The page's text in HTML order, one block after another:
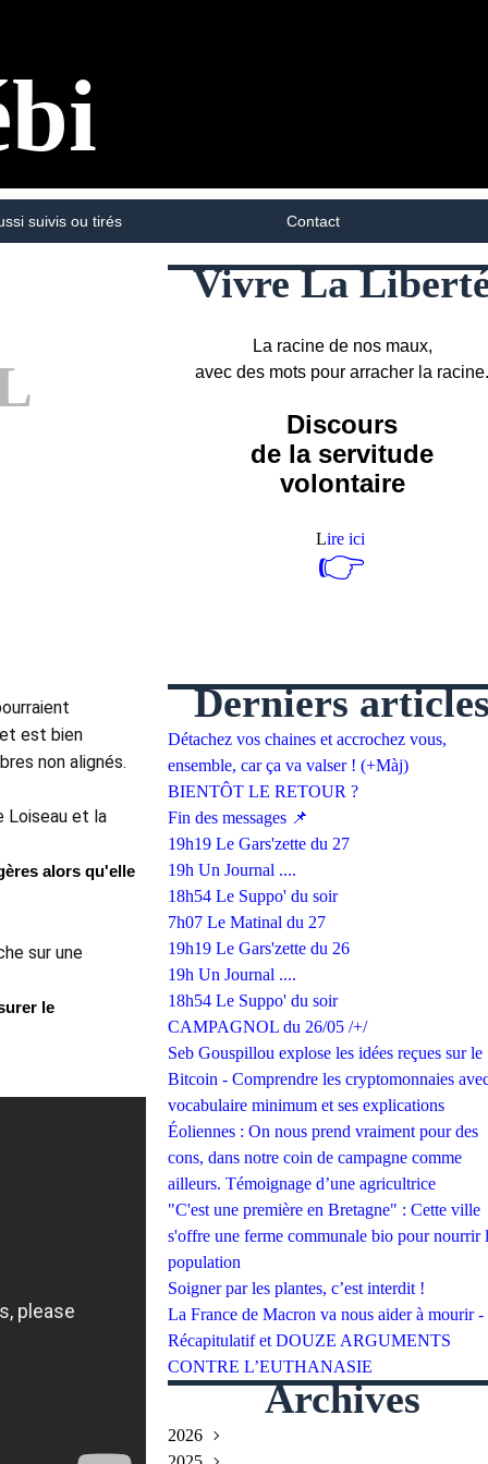
suivis ou tirés Contact
est bien
non alignés.
Loiseau et la
alors qu'elle
sur une
le
Vivre La
La racine de nos maux,
avec des mots pour arracher la racine.
Discours
de la servitude
volontaire
Lire ici
👉
Derniers
Détachez vos chaines et accrochez vous,
ensemble, car ça va valser ! (+Màj)
BIENTÔT LE RETOUR ?
Fin des messages 📌
19h19 Le Gars'zette du 27
19h Un Journal ....
18h54 Le Suppo' du soir
7h07 Le Matinal du 27
19h19 Le Gars'zette du 26
19h Un Journal ....
18h54 Le Suppo' du soir
CAMPAGNOL du 26/05 /+/
Seb Gouspillou explose les idées reçues sur le
Bitcoin - Comprendre les cryptomonnaies
vocabulaire minimum et ses explications
Éoliennes : On nous prend vraiment pour des
cons, dans notre coin de campagne comme
ailleurs. Témoignage d’une agricultrice
"C'est une première en Bretagne" : Cette ville
s'offre une ferme communale bio pour nourrir
population
Soigner par les plantes, c’est interdit !
La France de Macron va nous aider à mourir -
Récapitulatif et DOUZE ARGUMENTS
CONTRE L’EUTHANASIE
Archives
2026